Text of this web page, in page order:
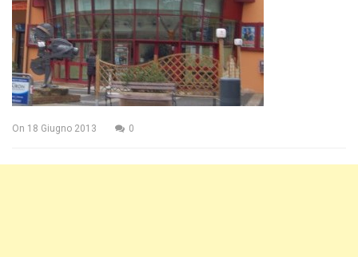
On 18 Giugno 2013 0